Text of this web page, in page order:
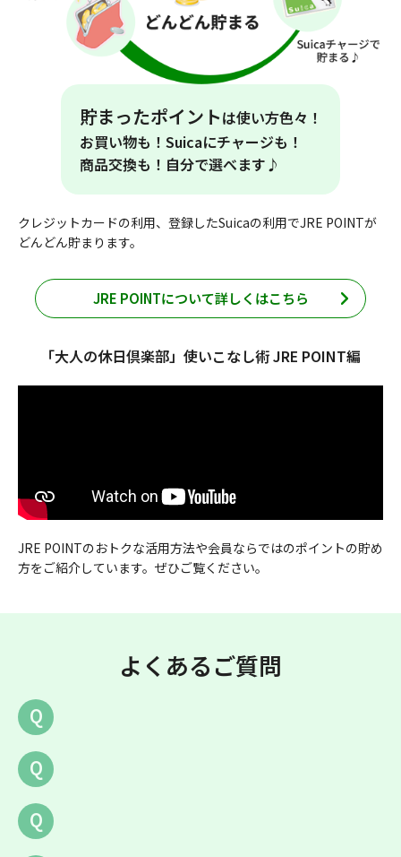
貯まったポイントは使い方色々！
お買い物も！Suicaにチャージも！
商品交換も！自分で選べます♪
クレジットカードの利用、登録したSuicaの利用でJRE POINTが
どんどん貯まります。
JRE POINTについて詳しくはこちら
「大人の休日倶楽部」使いこなし術 JRE POINT編
JRE POINTのおトクな活用方法や会員ならではのポイントの貯め
方をご紹介しています。ぜひご覧ください。
よくあるご質問
Q
Q
Q